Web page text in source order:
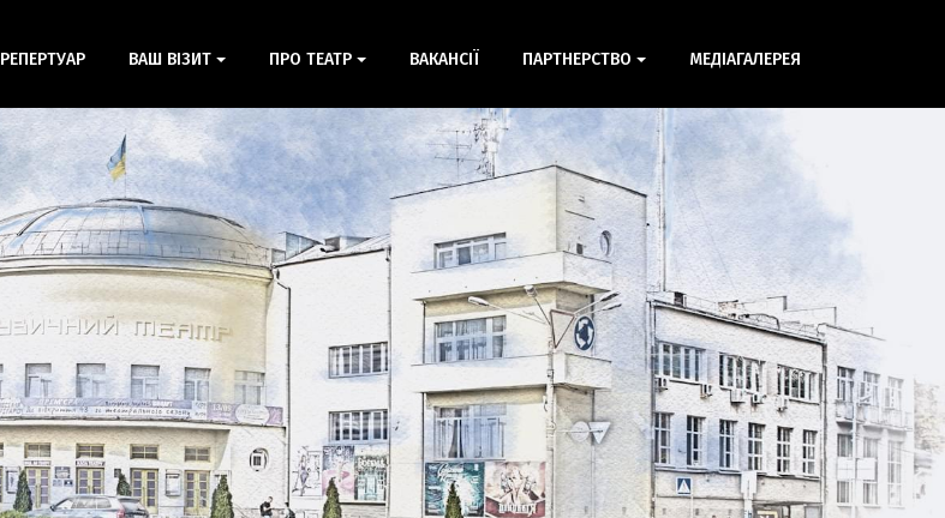
РЕПЕРТУАР ВАШ ВІЗИТ ПРО ТЕАТР ВАКАНСІЇ ПАРТНЕРСТВО МЕДІАГАЛЕРЕЯ